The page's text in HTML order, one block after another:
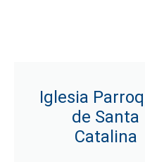
Iglesia
de Santa
Catalina